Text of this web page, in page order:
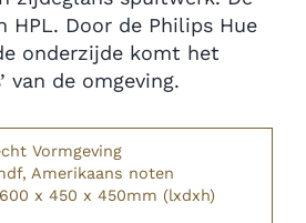
HPL. Door de Philips Hue
onderzijde komt het
van de omgeving.
Vormgeving
Amerikaans noten
x 450 x 450mm (lxdxh)